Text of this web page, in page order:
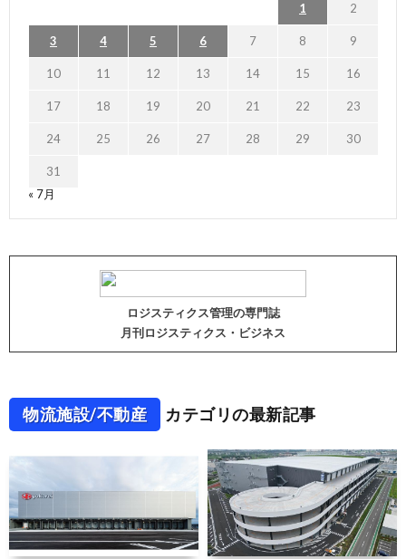
1 2
3 4 5 6 7 8 9
10 11 12 13 14 15 16
17 18 19 20 21 22 23
24 25 26 27 28 29 30
31
« 7月
ロジスティクス管理の専門誌
月刊ロジスティクス・ビジネス
物流施設/不動産 カテゴリの最新記事